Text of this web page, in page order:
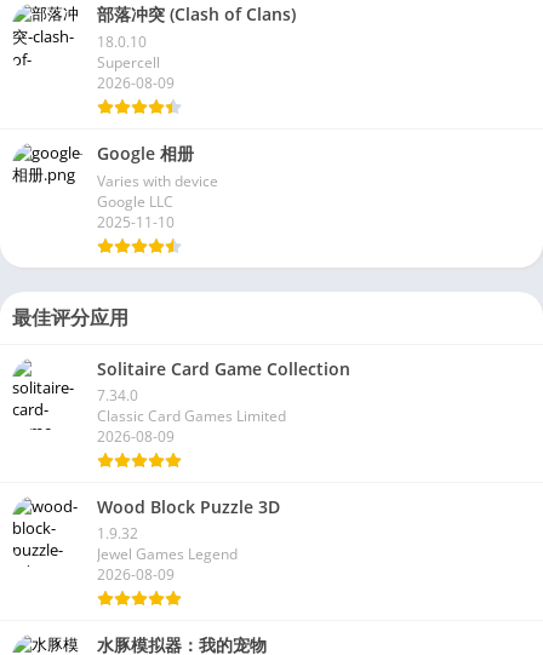
部落冲突 (Clash of Clans)
18.0.10
Supercell
2026-08-09
Google 相册
Varies with device
Google LLC
2025-11-10
最佳评分应用
Solitaire Card Game Collection
7.34.0
Classic Card Games Limited
2026-08-09
Wood Block Puzzle 3D
1.9.32
Jewel Games Legend
2026-08-09
水豚模拟器：我的宠物